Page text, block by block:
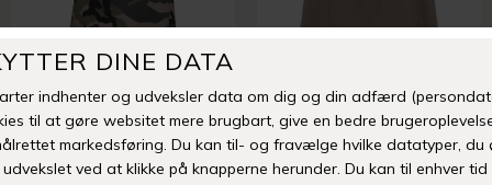
MARTA DU CHATEAU
LUCINA TOP | MILITARY
DKK 249,00
NOELIA TOP | FANGO
DKK 299,00